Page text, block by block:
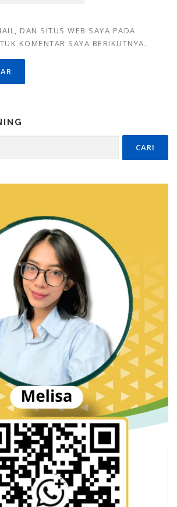
DAN SITUS WEB SAYA PADA
KOMENTAR SAYA BERIKUTNYA.